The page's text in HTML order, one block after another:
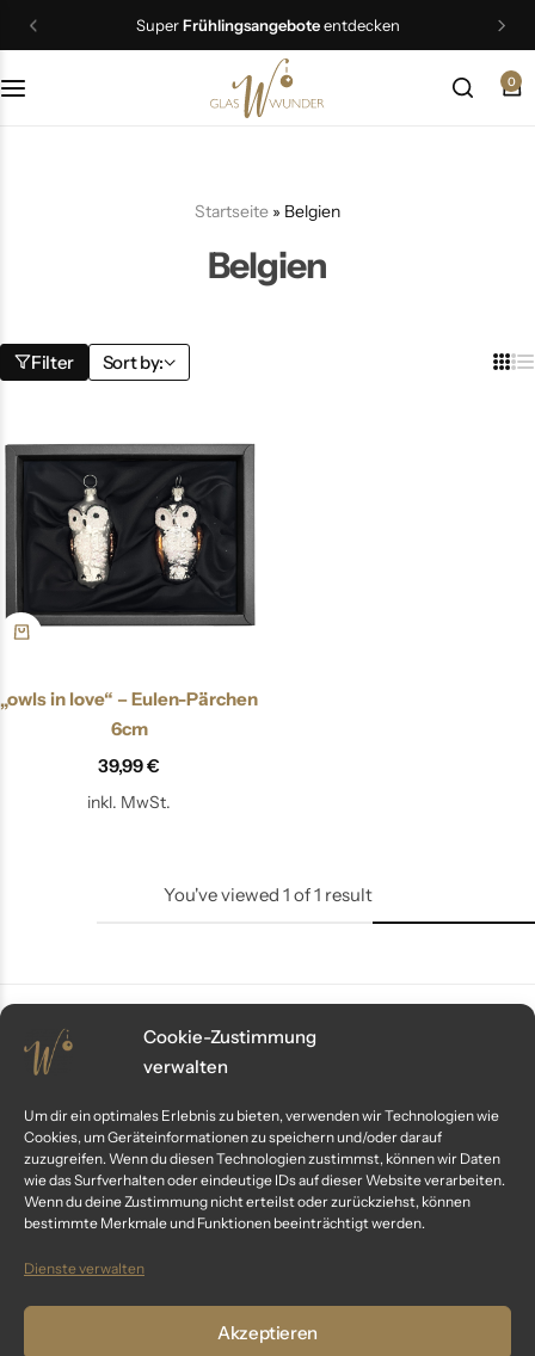
Cookie-Zustimmung
verwalten
Um dir ein optimales Erlebnis zu bieten, verwenden wir Technologien wie
Cookies, um Geräteinformationen zu speichern und/oder darauf
zuzugreifen. Wenn du diesen Technologien zustimmst, können wir Daten
wie das Surfverhalten oder eindeutige IDs auf dieser Website verarbeiten.
Wenn du deine Zustimmung nicht erteilst oder zurückziehst, können
bestimmte Merkmale und Funktionen beeinträchtigt werden.
Dienste verwalten
Akzeptieren
SuperFrühlingsangeboteentdecken
0
Startseite » Belgien
Belgien
Filter Sort by:
„owls in love“ – Eulen-Pärchen
6cm
39,99€
inkl. MwSt.
You've viewed 1 of1 result
Kundenservice
Fragen? Wir sind für dich da:
Telefon: +49 9561 401 34 90
Email: info@glaswunder.eu
Vertrag widerrufen